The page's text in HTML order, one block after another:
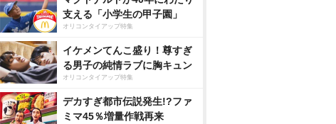
支える「小学生の甲子園」
オリコンタイアップ特集
イケメンてんこ盛り！尊すぎ
る男子の純情ラブに胸キュン
オリコンタイアップ特集
デカすぎ都市伝説発生!?ファ
ミマ45％増量作戦再来